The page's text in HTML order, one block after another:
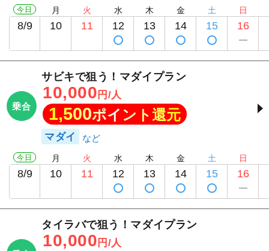
今日
8/9
月
10
火
11
水
12
木
13
金
14
土
15
日
16
乗合
サビキで狙う！マダイプラン
10,000 円/人
1,500ポイント還元
マダイ
今日
8/9
月
10
火
11
水
12
木
13
金
14
土
15
日
16
タイラバで狙う！マダイプラン
10,000 円/人